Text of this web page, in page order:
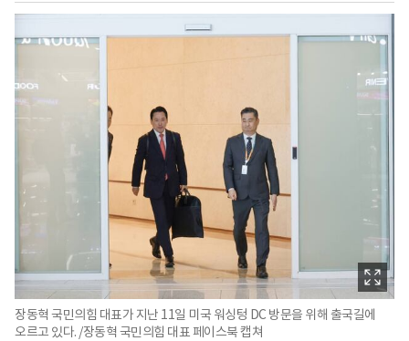
장동혁 국민의힘 대표가 지난 11일 미국 워싱텅 DC 방문을 위해 출국길에
오르고 있다. /장동혁 국민의힘 대표 페이스북 캡쳐